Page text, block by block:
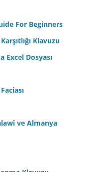
For Beginners
Klavuzu
Excel Dosyası
ve Almanya